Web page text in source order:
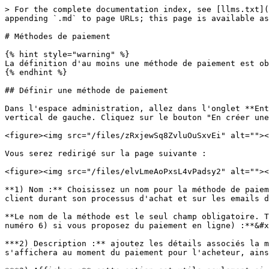
> For the complete documentation index, see [llms.txt](https://guide.openfoodnetwork.org/llms.txt). Markdown versions of documentation pages are available by appending `.md` to page URLs; this page is available as [Markdown](https://guide.openfoodnetwork.org/fr/basic-features/shopfront/payment-methods.md).

# Méthodes de paiement

{% hint style="warning" %}
La définition d'au moins une méthode de paiement est obligatoire avant l'ouverture d'une boutique !
{% endhint %}

## Définir une méthode de paiement

Dans l'espace administration, allez dans l'onglet **Entreprises** puis cliquez sur "**Paramètres",** puis  sur l'onglet "**Méthodes de paiement"** dans le menu vertical de gauche. Cliquez sur le bouton "En créer une maintenant".

<figure><img src="/files/zRxjewSq8ZvluOuSxvEi" alt=""><figcaption></figcaption></figure>

Vous serez redirigé sur la page suivante :

<figure><img src="/files/elvLmeAoPxsL4vPadsy2" alt=""><figcaption></figcaption></figure>

**1) Nom :** Choisissez un nom pour la méthode de paiement (par exemple : "chèques ou espèces", ou  "Paiement en ligne par carte bancaire"). Ce nom sera affiché au client durant son processus d'achat et sur les emails de confirmation de commande.&#x20;

**Le nom de la méthode est le seul champ obligatoire. Toutes les autres options peuvent être laissées par défaut (pensez tout de même à changer le Fournisseur (point numéro 6) si vous proposez du paiement en ligne) :**&#x20;

***2) Description :** ajoutez les détails associés la méthode de paiement. Par exemple, pour un virement, vous pouvez indiquez les détails du RIB. Cette description s'affichera au moment du paiement pour l'acheteur, ainsi que dans les emails de confirmation qui lui seront envoyés.*

***3) Afficher :** cette option est utile seulement si vous souhaitez masquer cette méthode de paiement à l'utilisateur·ice, mais la garder active pour les achats en back-office*

***4) Actif :** vous permet de désactiver la méthode de paiement sans la supprimer*

***5) Tags :** Utilisez les tags si vous souhaitez restreindre certaines méthodes de paiements à certains types d'acheteurs (voir le détail de la fonctionnalité* [*ici*](https://guide.openfoodnetwork.org/v/fr/basic-features/shopfront/customer-management-and-conditional-displays-prices/customers#tags-association-dun-acheteur-a-une-categorie-donnee)*).*

***6)*** ***Fournisseurs** : Sélectionnez celui qui concerne la méthode que vous êtes en train de créer. Vous pouvez accepter les paiements de 5 "fournisseurs" de systèmes de paiement :*

* *Espèces / chèques / virements / autres (il s'agit de liquide ou chèque ou virement bancaires ou tout autre option ne nécessitant pas de passer par un portail de paiement en ligne et n'impliquant pas de validation automatique)*
* *PayPal Express*
* *Stripe*

***7) Calculateur :** à utiliser si vous souhaitez ajouter des frais de paiement qui vont s'appliquer sur la commande. Ces frais sont à zéro par défaut. Voir plus de détail sur les* [*options du calculateur*](https://guide.openfoodnetwork.org/v/fr/basic-features/shopfront/enterprise-fees#le-calculateur)*.*

**Cliquez sur le bouton "Créer" en bas de page.** Bien joué, vous avez défini votre première méthode de paiement ! 🎉

* Vous pouvez en créer d'autres en cliquant sur le bouton "+ Nouveau"
* Et vous pouvez retrouver toutes les méthodes créées en cliquant sur le bouton "Retour à la liste des méthodes de